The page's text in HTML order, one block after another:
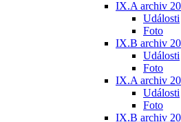
IX.A archiv
Události
Foto
IX.B archiv
Události
Foto
IX.A archiv
Události
Foto
IX.B archiv